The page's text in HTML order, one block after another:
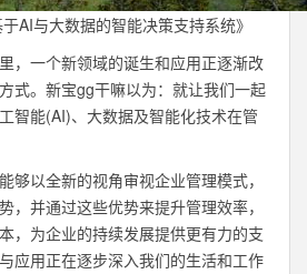
AI与大数据的智能决策支持系统》
，一个新领域的诞生和应用正逐渐改
式。新宝gg干嘛以为：就让我们一起
智能(AI)、大数据及智能化技术在管
够以全新的视角审视企业管理模式，
，并通过这些优势来提升管理效率，
，为企业的持续发展提供更有力的支
应用正在逐步深入我们的生活和工作